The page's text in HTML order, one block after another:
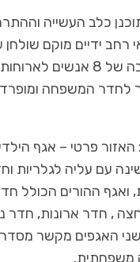
כלב העשייה
רחב ידיים מוקם שולחן
המותאם להסבה של 8 אנשים
לחדר המשפחה
האזור פרטי – אגף
עם עליה לגלריות
ואגף ההורים הכולל
, חדר ארונות, חדר
האגפים מקשר
משפחתית.